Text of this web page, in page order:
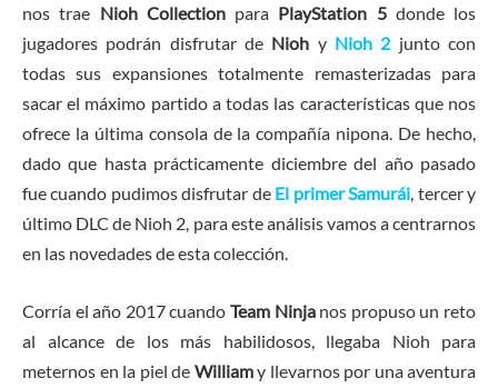
nos trae Nioh Collectionpara PlayStation 5donde los
jugadores podrán disfrutar de Nioh y Nioh 2 junto con
todas sus expansiones totalmente remasterizadas para
sacar el máximo partido a todas las características que nos
ofrece la última consola de la compañía nipona. De hecho,
dado que hasta prácticamente diciembre del año pasado
fue cuando pudimos disfrutar de El primer Samurái, tercer y
último DLC de Nioh 2, para este análisis vamos a centrarnos
en las novedades de esta colección.
Corría el año 2017 cuando Team Ninjanos propuso un reto
al alcance de los más habilidosos, llegaba Nioh para
meternos en la piel de Williamy llevarnos por una aventura